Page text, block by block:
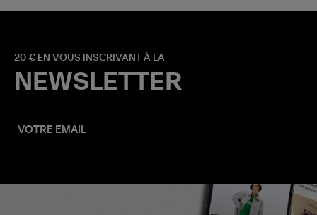
20 € EN VOUS INSCRIVANT À LA
NEWSLETTER